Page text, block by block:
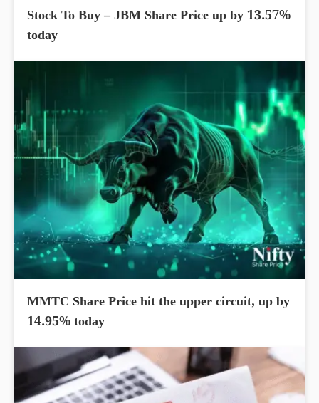
Stock To Buy – JBM Share Price up by 13.57%
today
MMTC Share Price hit the upper circuit, up by
14.95% today